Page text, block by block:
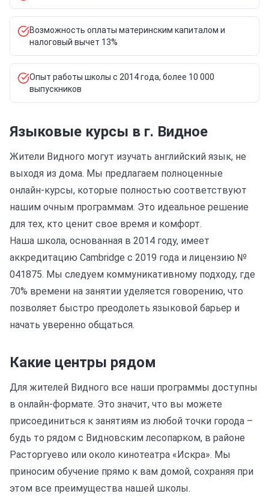
Возможность оплаты материнским капиталом и
налоговый вычет 13%
Опыт работы школы с 2014 года, более 10 000
выпускников
Языковые курсы в г. Видное
Жители Видного могут изучать английский язык, не
выходя из дома. Мы предлагаем полноценные
онлайн-курсы, которые полностью соответствуют
нашим очным программам. Это идеальное решение
для тех, кто ценит свое время и комфорт.
Наша школа, основанная в 2014 году, имеет
аккредитацию Cambridge с 2019 года и лицензию №
041875. Мы следуем коммуникативному подходу, где
70% времени на занятии уделяется говорению, что
позволяет быстро преодолеть языковой барьер и
начать уверенно общаться.
Какие центры рядом
Для жителей Видного все наши программы доступны
в онлайн-формате. Это значит, что вы можете
присоединиться к занятиям из любой точки города –
будь то рядом с Видновским лесопарком, в районе
Расторгуево или около кинотеатра «Искра». Мы
приносим обучение прямо к вам домой, сохраняя при
этом все преимущества нашей школы.